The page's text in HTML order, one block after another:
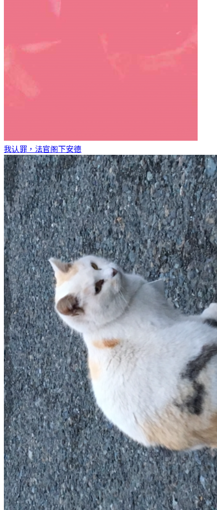
我认罪，法官阁下安德